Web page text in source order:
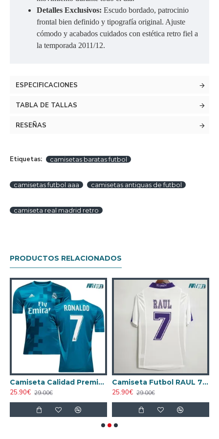
Detalles Exclusivos: Escudo bordado, patrocinio
frontal bien definido y tipografía original. Ajuste
cómodo y acabados cuidados con estética retro fiel a
la temporada 2011/12.
ESPECIFICACIONES
TABLA DE TALLAS
RESEÑAS
Etiquetas: camisetas baratas futbol
camisetas futbol aaa camisetas antiguas de futbol
camiseta real madrid retro
PRODUCTOS RELACIONADOS
Camiseta Calidad Premium RONALDO 7 Real Madrid Alternativo 2017/18 Retro
25.90€ 29.00€
Camiseta Futbol RAUL 7 Real Madrid Primera Equipación 1997/98 Vintage
25.90€ 29.00€